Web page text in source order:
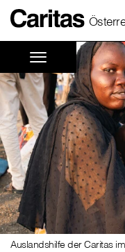
Auslandshilfe der Caritas